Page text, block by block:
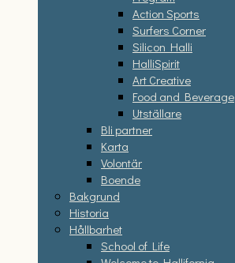
Action Sports
Surfers Corner
Silicon Halli
HalliSpirit
Art Creative
Food and Beverage
Utställare
Bli partner
Karta
Volontär
Boende
Bakgrund
Historia
Hållbarhet
School of Life